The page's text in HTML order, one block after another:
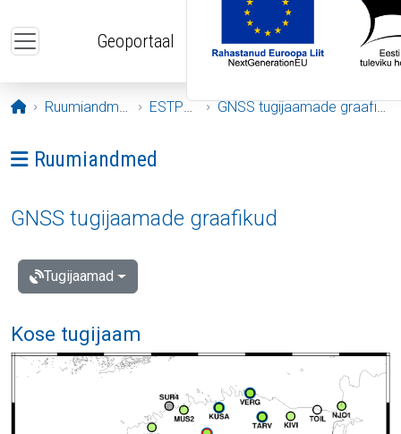
Geoportaal
Avaleht
Ruumiandmed ESTPOS GNSS tugijaamade graafikud
Ava menüü: Ruumiandmed
Ruumiandmed
GNSS tugijaamade graafikud
Tugijaamad
Kose tugijaam